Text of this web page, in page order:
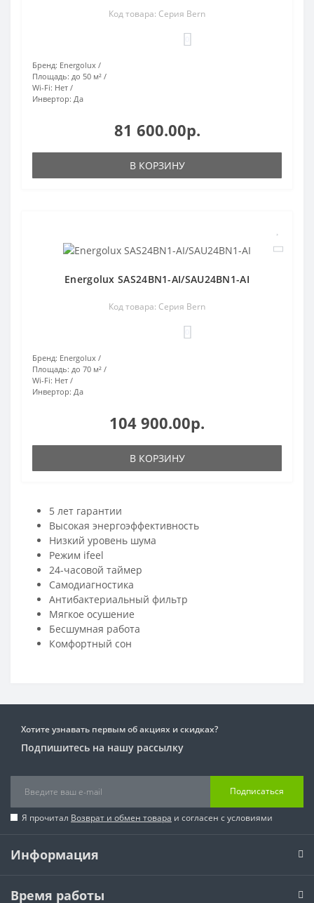
Код товара: Серия Bern
Бренд: Energolux
Площадь: до 50 м²
Wi-Fi: Нет
Инвертор: Да
81 600.00р.
В КОРЗИНУ
Energolux SAS24BN1-AI/SAU24BN1-AI
Код товара: Серия Bern
Бренд: Energolux
Площадь: до 70 м²
Wi-Fi: Нет
Инвертор: Да
104 900.00р.
В КОРЗИНУ
5 лет гарантии
Высокая энергоэффективность
Низкий уровень шума
Режим ifeel
24-часовой таймер
Самодиагностика
Антибактериальный фильтр
Мягкое осушение
Бесшумная работа
Комфортный сон
Хотите узнавать первым об акциях и скидках?
Подпишитесь на нашу рассылку
Подписаться
Я прочитал Возврат и обмен товара и согласен с условиями
Информация
Время работы